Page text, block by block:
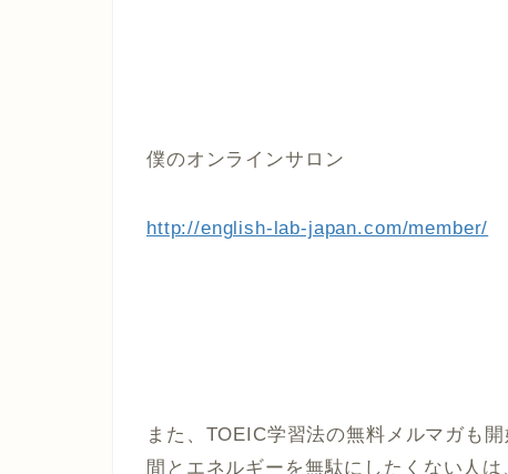
僕のオンラインサロン
http://english-lab-japan.com/member/
また、TOEIC学習法の無料メルマガも
間とエネルギーを無駄にしたくない人は